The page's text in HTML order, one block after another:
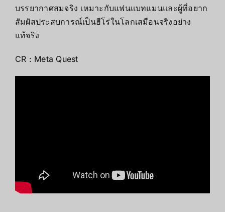
บรรยากาศสมจริง เหมาะกับแฟนแบทแมนและผู้ที่อยาก
สัมผัสประสบการณ์เป็นฮีโร่ในโลกเสมือนจริงอย่าง
แท้จริง
CR : Meta Quest